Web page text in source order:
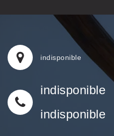
indisponible
indisponible
indisponible